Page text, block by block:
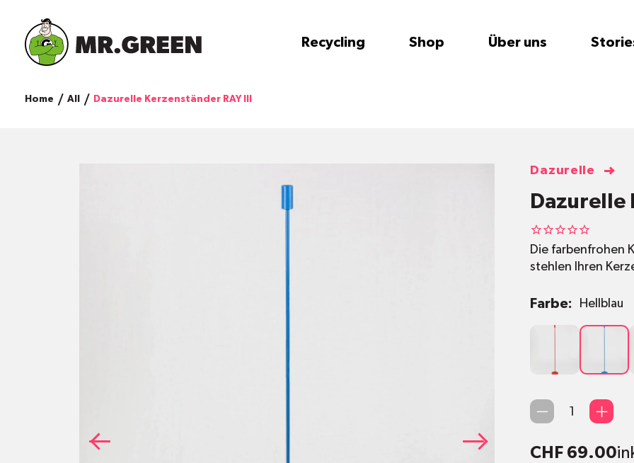
Recycling Shop Über uns
Home All Dazurelle Kerzenständer RAY III
Dazurelle
Dazurelle
Die farbenfrohen
stehlen Ihren
Farbe: Hellblau
Hellblau
Anzahl
CHF 69.00